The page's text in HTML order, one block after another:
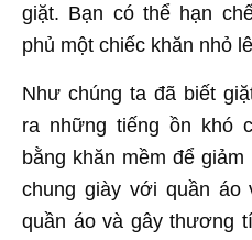
giặt. Bạn có thể hạn
phủ một chiếc khăn nhỏ
Như chúng ta đã biết
ra những tiếng ồn khó
bằng khăn mềm để
chung giày với quần
quần áo và gây thương